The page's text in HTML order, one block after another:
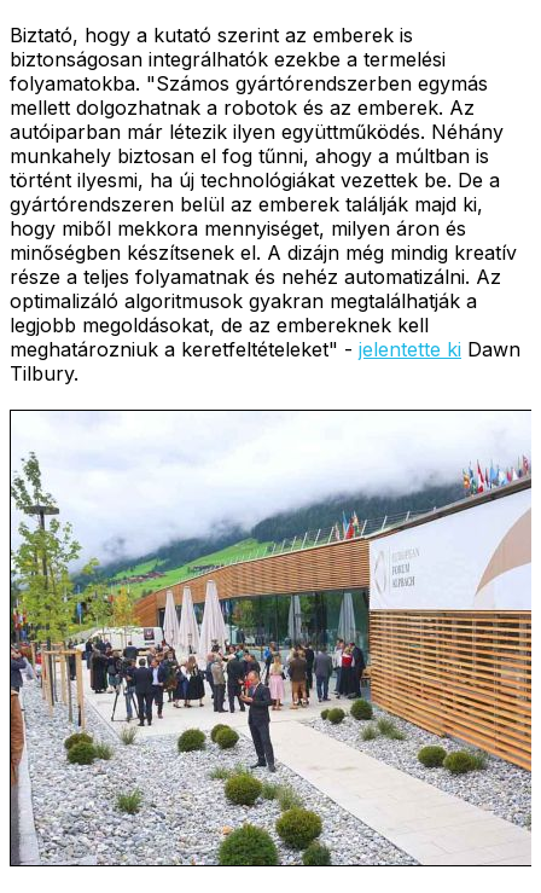
Biztató, hogy a kutató szerint az emberek is
biztonságosan integrálhatók ezekbe a termelési
folyamatokba. "Számos gyártórendszerben egymás
mellett dolgozhatnak a robotok és az emberek. Az
autóiparban már létezik ilyen együttműködés. Néhány
munkahely biztosan el fog tűnni, ahogy a múltban is
történt ilyesmi, ha új technológiákat vezettek be. De a
gyártórendszeren belül az emberek találják majd ki,
hogy miből mekkora mennyiséget, milyen áron és
minőségben készítsenek el. A dizájn még mindig kreatív
része a teljes folyamatnak és nehéz automatizálni. Az
optimalizáló algoritmusok gyakran megtalálhatják a
legjobb megoldásokat, de az embereknek kell
meghatározniuk a keretfeltételeket" - jelentette ki Dawn
Tilbury.